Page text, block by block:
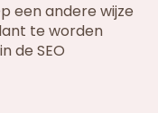
een andere wijze
te worden
de SEO